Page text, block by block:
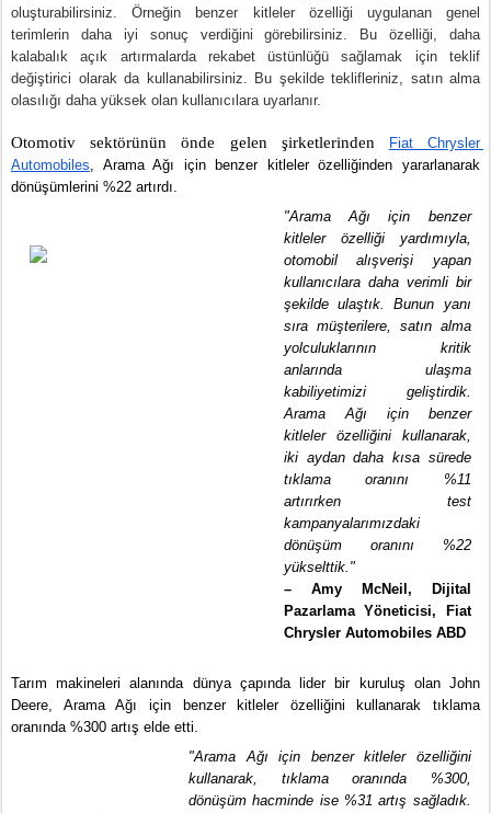
oluşturabilirsiniz. Örneğin benzer kitleler özelliği uygulanan genel
terimlerin daha iyi sonuç verdiğini görebilirsiniz. Bu özelliği, daha
kalabalık açık artırmalarda rekabet üstünlüğü sağlamak için teklif
değiştirici olarak da kullanabilirsiniz. Bu şekilde teklifleriniz, satın alma
olasılığı daha yüksek olan kullanıcılara uyarlanır.
Otomotiv sektörünün önde gelen şirketlerinden
Fiat Chrysler
Automobiles, Arama Ağı için benzer kitleler özelliğinden yararlanarak
dönüşümlerini %22 artırdı.
"Arama Ağı için benzer
kitleler özelliği yardımıyla,
otomobil alışverişi yapan
kullanıcılara daha verimli bir
şekilde ulaştık. Bunun yanı
sıra müşterilere, satın alma
yolculuklarının kritik
anlarında ulaşma
kabiliyetimizi geliştirdik.
Arama Ağı için benzer
kitleler özelliğini kullanarak,
iki aydan daha kısa sürede
tıklama oranını %11
artırırken test
kampanyalarımızdaki
dönüşüm oranını %22
yükselttik."
– Amy McNeil, Dijital
Pazarlama Yöneticisi, Fiat
Chrysler Automobiles ABD
Tarım makineleri alanında dünya çapında lider bir kuruluş olan John
Deere, Arama Ağı için benzer kitleler özelliğini kullanarak tıklama
oranında %300 artış elde etti.
"Arama Ağı için benzer kitleler özelliğini
kullanarak, tıklama oranında %300,
dönüşüm hacminde ise %31 artış sağladık.